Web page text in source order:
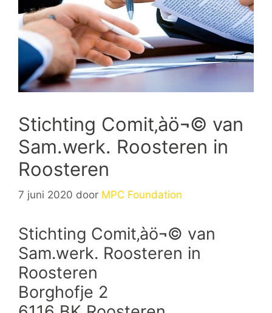
Stichting Comit‚àö¬© van
Sam.werk. Roosteren in
Roosteren
7 juni 2020 door MPC Foundation
Stichting Comit‚àö¬© van
Sam.werk. Roosteren in
Roosteren
Borghofje 2